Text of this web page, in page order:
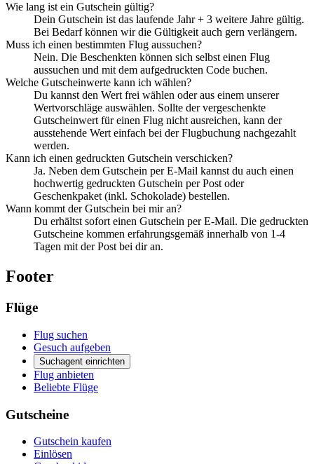
Wie lang ist ein Gutschein gültig?
Dein Gutschein ist das laufende Jahr + 3 weitere Jahre gültig.
Bei Bedarf können wir die Gültigkeit auch gern verlängern.
Muss ich einen bestimmten Flug aussuchen?
Nein. Die Beschenkten können sich selbst einen Flug
aussuchen und mit dem aufgedruckten Code buchen.
Welche Gutscheinwerte kann ich wählen?
Du kannst den Wert frei wählen oder aus einem unserer
Wertvorschläge auswählen. Sollte der vergeschenkte
Gutscheinwert für einen Flug nicht ausreichen, kann der
ausstehende Wert einfach bei der Flugbuchung nachgezahlt
werden.
Kann ich einen gedruckten Gutschein verschicken?
Ja. Neben dem Gutschein per E-Mail kannst du auch einen
hochwertig gedruckten Gutschein per Post oder
Geschenkpaket (inkl. Schokolade) bestellen.
Wann kommt der Gutschein bei mir an?
Du erhältst sofort einen Gutschein per E-Mail. Die gedruckten
Gutscheine kommen erfahrungsgemäß innerhalb von 1-4
Tagen mit der Post bei dir an.
Footer
Flüge
Flug suchen
Gesuch aufgeben
Suchagent einrichten
Flug anbieten
Beliebte Flüge
Gutscheine
Gutschein kaufen
Einlösen